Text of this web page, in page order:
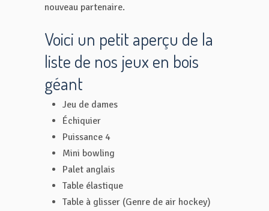
nouveau partenaire.
Voici un petit aperçu de la
liste de nos jeux en bois
géant
Jeu de dames
Échiquier
Puissance 4
Mini bowling
Palet anglais
Table élastique
Table à glisser (Genre de air hockey)